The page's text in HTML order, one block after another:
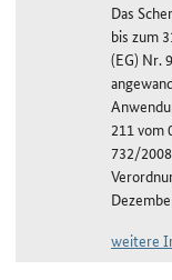
Das
bis zum
(EG) Nr.
211 vom
732/
weitere